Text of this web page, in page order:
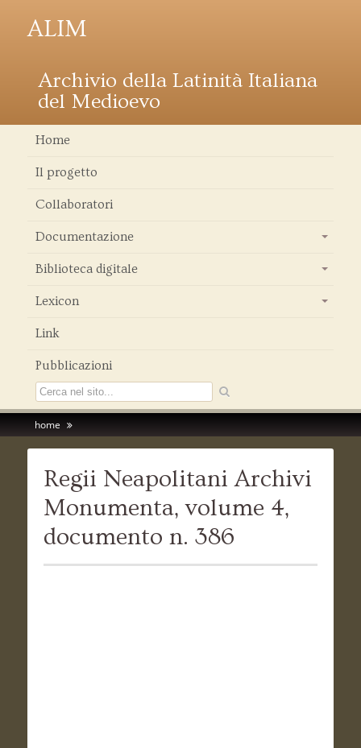
ALIM
Archivio della Latinità Italiana
del Medioevo
Home
Il progetto
Collaboratori
Documentazione
Biblioteca digitale
Lexicon
Link
Pubblicazioni
home
Regii Neapolitani Archivi
Monumenta, volume 4,
documento n. 386